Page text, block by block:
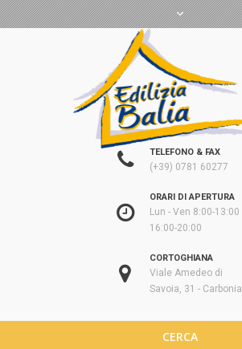
TELEFONO & FAX
(+39) 0781 60277
ORARI DI APERTURA
Lun - Ven 8:00-13:00
16:00-20:00
CORTOGHIANA
Viale Amedeo di
Savoia, 31 - Carbonia
CERCA